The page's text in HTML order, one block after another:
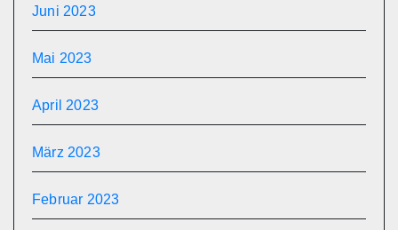
Juni 2023
Mai 2023
April 2023
März 2023
Februar 2023